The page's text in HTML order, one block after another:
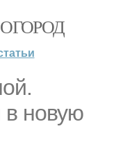
в новую